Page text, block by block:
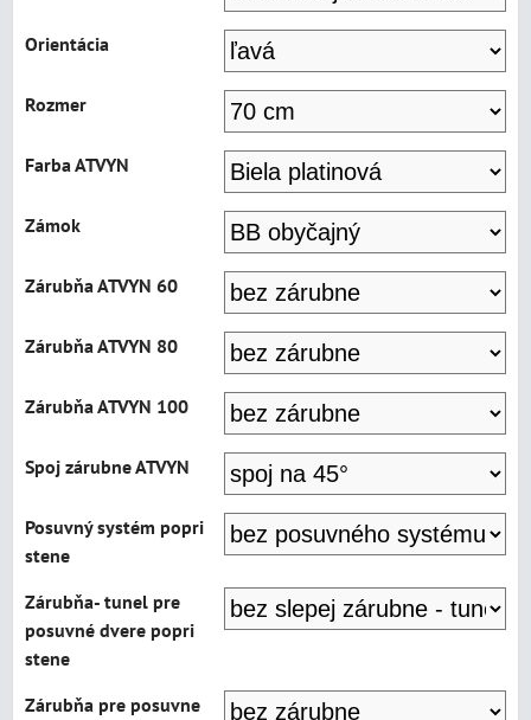
Orientácia
Rozmer
Farba ATVYN
Zámok
Zárubňa ATVYN 60
Zárubňa ATVYN 80
Zárubňa ATVYN 100
Spoj zárubne ATVYN
Posuvný systém popri
stene
Zárubňa- tunel pre
posuvné dvere popri
stene
Zárubňa pre posuvne